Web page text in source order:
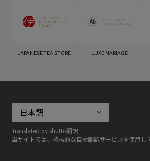
Translated by shutto翻訳
当サイトでは、機械的な自動翻訳サービスを使用し
JAPANESE TEA STORE LUXE MARIAGE